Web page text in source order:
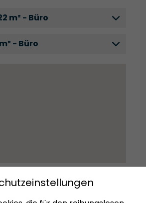
m² - Büro
- Büro